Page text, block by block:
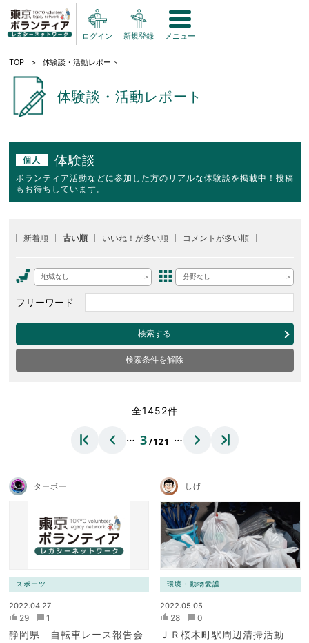
ログイン 新規登録 メニュー
TOP 体験談・活動レポート
体験談・活動レポート
個人 体験談
ボランティア活動などに参加した方のリアルな体験談を掲載中！投稿
もお待ちしています。
新着順 古い順 いいね！が多い順 コメントが多い順
地域なし 分野なし
フリーワード
検索する
検索条件を解除
全1452件
… 3/121 …
ターボー
スポーツ
2022.04.27
29 1
静岡県 自転車レース報告会
しげ
環境・動物愛護
2022.05.05
28 0
ＪＲ桜木町駅周辺清掃活動